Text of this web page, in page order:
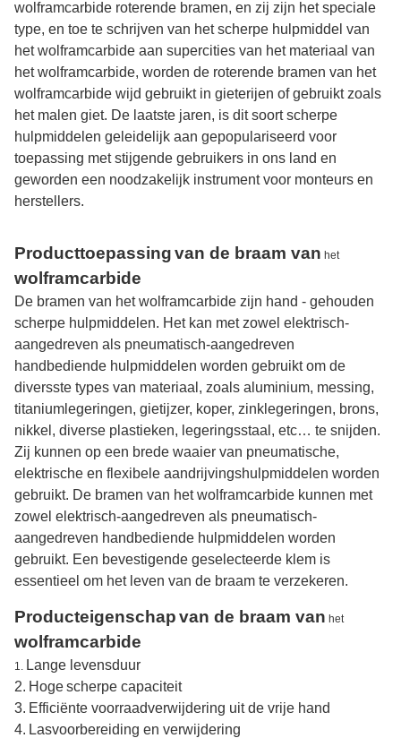
wolframcarbide roterende bramen, en zij zijn het speciale
type, en toe te schrijven van het scherpe hulpmiddel van
het wolframcarbide aan supercities van het materiaal van
het wolframcarbide, worden de roterende bramen van het
wolframcarbide wijd gebruikt in gieterijen of gebruikt zoals
het malen giet. De laatste jaren, is dit soort scherpe
hulpmiddelen geleidelijk aan gepopulariseerd voor
toepassing met stijgende gebruikers in ons land en
geworden een noodzakelijk instrument voor monteurs en
herstellers.
Producttoepassingvan de braam van het
wolframcarbide
De bramen van het wolframcarbide zijn hand - gehouden
scherpe hulpmiddelen. Het kan met zowel elektrisch-
aangedreven als pneumatisch-aangedreven
handbediende hulpmiddelen worden gebruikt om de
diversste types van materiaal, zoals aluminium, messing,
titaniumlegeringen, gietijzer, koper, zinklegeringen, brons,
nikkel, diverse plastieken, legeringsstaal, etc… te snijden.
Zij kunnen op een brede waaier van pneumatische,
elektrische en flexibele aandrijvingshulpmiddelen worden
gebruikt. De bramen van het wolframcarbide kunnen met
zowel elektrisch-aangedreven als pneumatisch-
aangedreven handbediende hulpmiddelen worden
gebruikt. Een bevestigende geselecteerde klem is
essentieel om het leven van de braam te verzekeren.
Producteigenschapvan de braam van het
wolframcarbide
1. Lange levensduur
2. Hogescherpe capaciteit
3. Efficiënte voorraadverwijdering uit de vrije hand
4. Lasvoorbereiding en verwijdering